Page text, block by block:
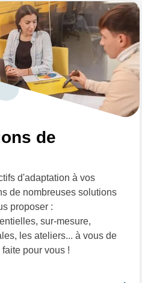
de
d'adaptation à vos
de nombreuses solutions
proposer :
sur-mesure,
les ateliers... à vous de
pour vous !